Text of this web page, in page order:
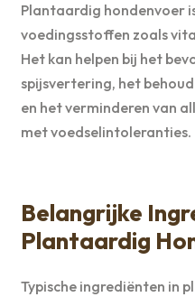
Plantaardig hondenvoer
voedingsstoffen zoals
Het kan helpen bij het
spijsvertering, het
en het verminderen van
met voedselintoleranties.
Belangrijke
Plantaardig
Typische ingrediënten in